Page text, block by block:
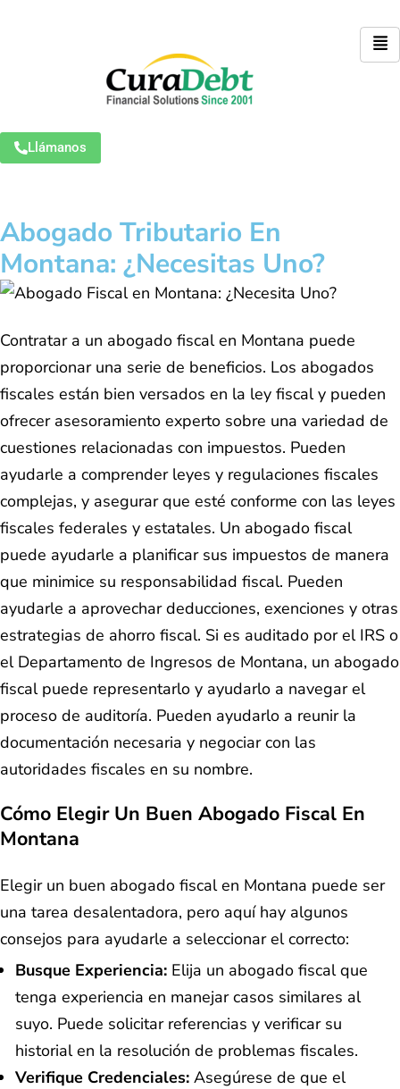
Llámanos
Abogado Tributario En
Montana: ¿Necesitas Uno?
Contratar a un abogado fiscal en Montana puede
proporcionar una serie de beneficios. Los abogados
fiscales están bien versados en la ley fiscal y pueden
ofrecer asesoramiento experto sobre una variedad de
cuestiones relacionadas con impuestos. Pueden
ayudarle a comprender leyes y regulaciones fiscales
complejas, y asegurar que esté conforme con las leyes
fiscales federales y estatales. Un abogado fiscal
puede ayudarle a planificar sus impuestos de manera
que minimice su responsabilidad fiscal. Pueden
ayudarle a aprovechar deducciones, exenciones y otras
estrategias de ahorro fiscal. Si es auditado por el IRS o
el Departamento de Ingresos de Montana, un abogado
fiscal puede representarlo y ayudarlo a navegar el
proceso de auditoría. Pueden ayudarlo a reunir la
documentación necesaria y negociar con las
autoridades fiscales en su nombre.
Cómo Elegir Un Buen Abogado Fiscal En
Montana
Elegir un buen abogado fiscal en Montana puede ser
una tarea desalentadora, pero aquí hay algunos
consejos para ayudarle a seleccionar el correcto:
Busque Experiencia: Elija un abogado fiscal que
tenga experiencia en manejar casos similares al
suyo. Puede solicitar referencias y verificar su
historial en la resolución de problemas fiscales.
Verifique Credenciales: Asegúrese de que el